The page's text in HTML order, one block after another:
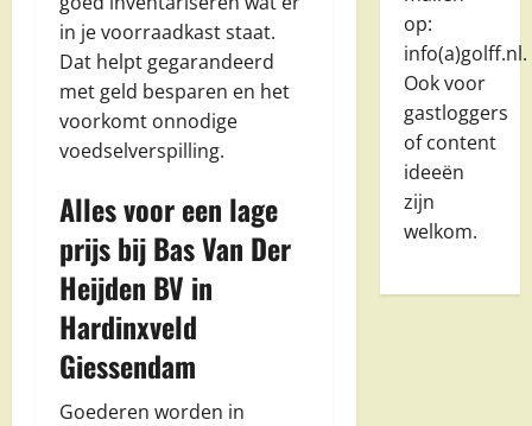
in je voorraadkast staat.
Dat helpt gegarandeerd
met geld besparen en het
voorkomt onnodige
voedselverspilling.
Alles voor een lage
prijs bij Bas Van Der
Heijden BV in
Hardinxveld
Giessendam
Goederen worden in
op:
info(a)golff.nl.
Ook voor
gastloggers
of content
ideeën
zijn
welkom.